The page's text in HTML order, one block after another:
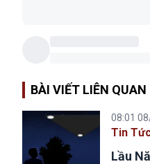
BÀI VIẾT LIÊN QUAN
08:01
Tin
Lầu